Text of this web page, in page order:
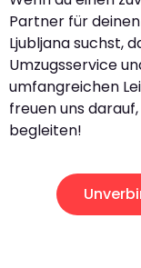
Partner für
Ljubljana suchst,
Umzugsservice
umfangreichen
freuen uns
begleiten!